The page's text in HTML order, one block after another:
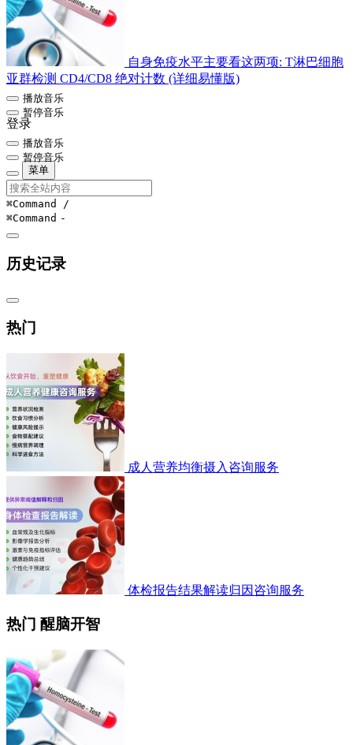
自身免疫水平主要看这两项: T淋巴细胞
亚群检测 CD4/CD8 绝对计数 (详细易懂版)
播放音乐
暂停音乐
登录
播放音乐
暂停音乐
菜单
⌘Command /
⌘Command -
历史记录
热门
成人营养均衡摄入咨询服务
体检报告结果解读归因咨询服务
热门 醒脑开智